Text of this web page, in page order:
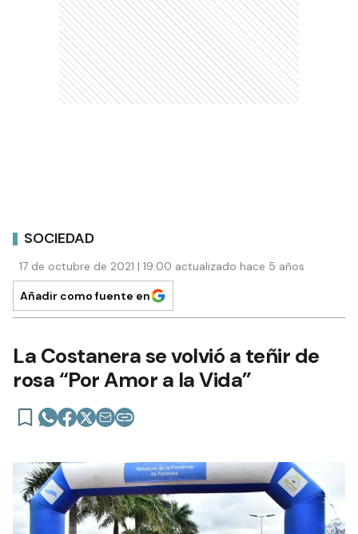
SOCIEDAD
17 de octubre de 2021 | 19:00 actualizado hace 5 años
Añadir como fuente en
La Costanera se volvió a teñir de
rosa “Por Amor a la Vida”